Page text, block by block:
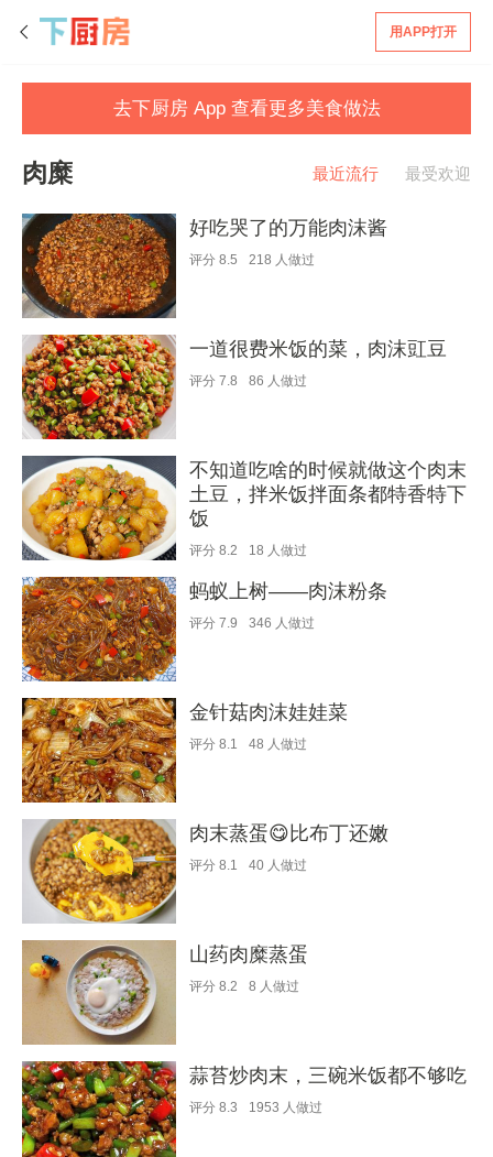
用APP打开
去下厨房 App 查看更多美食做法
肉糜 最近流行 最受欢迎
好吃哭了的万能肉沫酱
评分 8.5 218 人做过
一道很费米饭的菜，肉沫豇豆
评分 7.8 86 人做过
不知道吃啥的时候就做这个肉末
土豆，拌米饭拌面条都特香特下
饭
评分 8.2 18 人做过
蚂蚁上树——肉沫粉条
评分 7.9 346 人做过
金针菇肉沫娃娃菜
评分 8.1 48 人做过
肉末蒸蛋😋比布丁还嫩
评分 8.1 40 人做过
山药肉糜蒸蛋
评分 8.2 8 人做过
蒜苔炒肉末，三碗米饭都不够吃
评分 8.3 1953 人做过